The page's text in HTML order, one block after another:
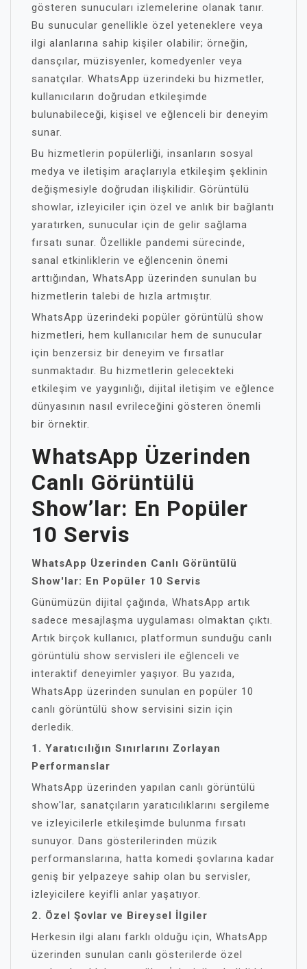
gösteren sunucuları izlemelerine olanak tanır.
Bu sunucular genellikle özel yeteneklere veya
ilgi alanlarına sahip kişiler olabilir; örneğin,
dansçılar, müzisyenler, komedyenler veya
sanatçılar. WhatsApp üzerindeki bu hizmetler,
kullanıcıların doğrudan etkileşimde
bulunabileceği, kişisel ve eğlenceli bir deneyim
sunar.
Bu hizmetlerin popülerliği, insanların sosyal
medya ve iletişim araçlarıyla etkileşim şeklinin
değişmesiyle doğrudan ilişkilidir. Görüntülü
showlar, izleyiciler için özel ve anlık bir bağlantı
yaratırken, sunucular için de gelir sağlama
fırsatı sunar. Özellikle pandemi sürecinde,
sanal etkinliklerin ve eğlencenin önemi
arttığından, WhatsApp üzerinden sunulan bu
hizmetlerin talebi de hızla artmıştır.
WhatsApp üzerindeki popüler görüntülü show
hizmetleri, hem kullanıcılar hem de sunucular
için benzersiz bir deneyim ve fırsatlar
sunmaktadır. Bu hizmetlerin gelecekteki
etkileşim ve yaygınlığı, dijital iletişim ve eğlence
dünyasının nasıl evrileceğini gösteren önemli
bir örnektir.
WhatsApp Üzerinden
Canlı Görüntülü
Show’lar: En Popüler
10 Servis
WhatsApp Üzerinden Canlı Görüntülü
Show'lar: En Popüler 10 Servis
Günümüzün dijital çağında, WhatsApp artık
sadece mesajlaşma uygulaması olmaktan çıktı.
Artık birçok kullanıcı, platformun sunduğu canlı
görüntülü show servisleri ile eğlenceli ve
interaktif deneyimler yaşıyor. Bu yazıda,
WhatsApp üzerinden sunulan en popüler 10
canlı görüntülü show servisini sizin için
derledik.
1. Yaratıcılığın Sınırlarını Zorlayan
Performanslar
WhatsApp üzerinden yapılan canlı görüntülü
show'lar, sanatçıların yaratıcılıklarını sergileme
ve izleyicilerle etkileşimde bulunma fırsatı
sunuyor. Dans gösterilerinden müzik
performanslarına, hatta komedi şovlarına kadar
geniş bir yelpazeye sahip olan bu servisler,
izleyicilere keyifli anlar yaşatıyor.
2. Özel Şovlar ve Bireysel İlgiler
Herkesin ilgi alanı farklı olduğu için, WhatsApp
üzerinden sunulan canlı gösterilerde özel